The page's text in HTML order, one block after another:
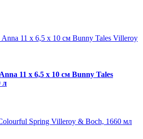
11 x 6,5 x 10 см Bunny Tales
л